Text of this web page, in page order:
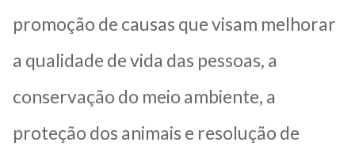
promoção de causas que visam melhorar
a qualidade de vida das pessoas, a
conservação do meio ambiente, a
proteção dos animais e resolução de